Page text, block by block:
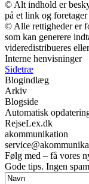
© Alt indhold er
på et link og
© Alle rettigheder er
som kan generere
videredistribueres
Interne henvisninger
Sidetræ
Blogindlæg
Arkiv
Blogside
Automatisk
RejseLex.dk
akommunikation
Følg med – få vores
Gode tips. Ingen